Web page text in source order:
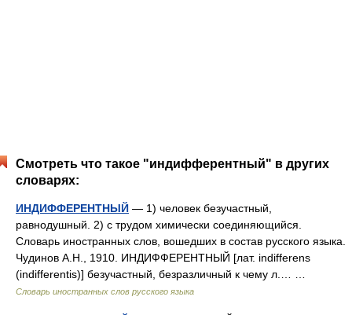
Смотреть что такое "индифферентный" в других
словарях:
ИНДИФФЕРЕНТНЫЙ — 1) человек безучастный,
равнодушный. 2) с трудом химически соединяющийся.
Словарь иностранных слов, вошедших в состав русского языка.
Чудинов А.Н., 1910. ИНДИФФЕРЕНТНЫЙ [лат. indifferens
(indifferentis)] безучастный, безразличный к чему л.… …
Словарь иностранных слов русского языка